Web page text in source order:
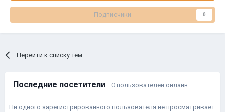
Подписчики 0
Перейти к списку тем
Последние посетители 0 пользователей онлайн
Ни одного зарегистрированного пользователя не просматривает